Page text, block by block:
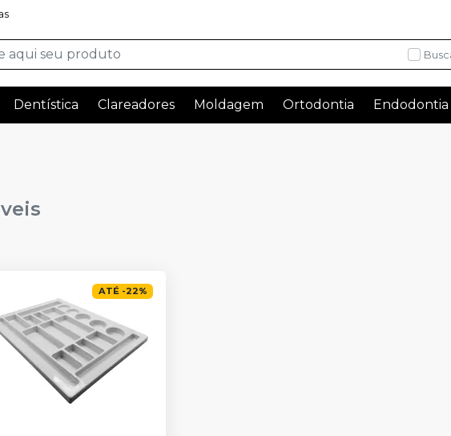
Dentística Clareadores Moldagem Ortodontia Endodontia
ATÉ -22%